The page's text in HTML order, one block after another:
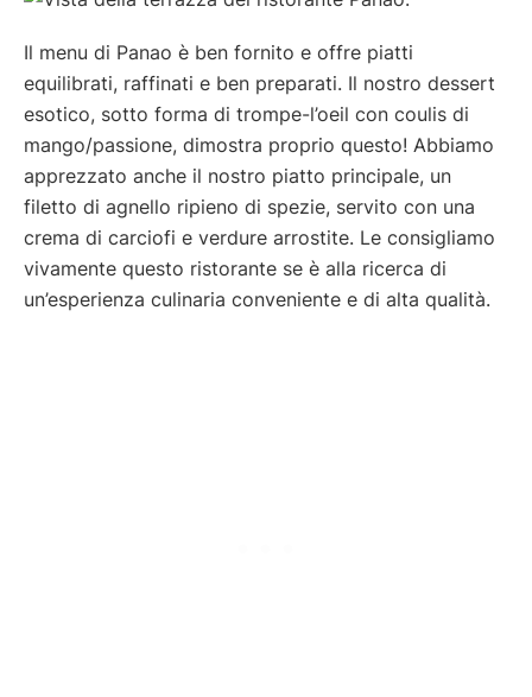
Il menu di Panao è ben fornito e offre piatti
equilibrati, raffinati e ben preparati. Il nostro dessert
esotico, sotto forma di trompe-l’oeil con coulis di
mango/passione, dimostra proprio questo! Abbiamo
apprezzato anche il nostro piatto principale, un
filetto di agnello ripieno di spezie, servito con una
crema di carciofi e verdure arrostite. Le consigliamo
vivamente questo ristorante se è alla ricerca di
un’esperienza culinaria conveniente e di alta qualità.